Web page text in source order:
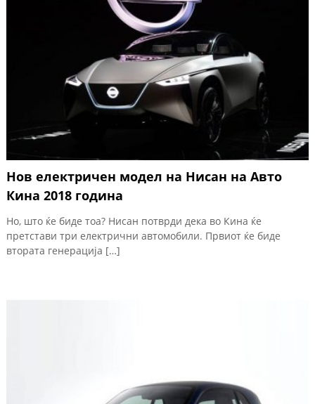
Нов електричен модел на Нисан на Авто
Кина 2018 година
Но, што ќе биде тоа? Нисан потврди дека во Кина ќе
претстави три електрични автомобили. Првиот ќе биде
втората генерација […]